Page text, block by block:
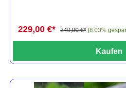
229,00 €* 249,00 €* (8.03%
Kaufen